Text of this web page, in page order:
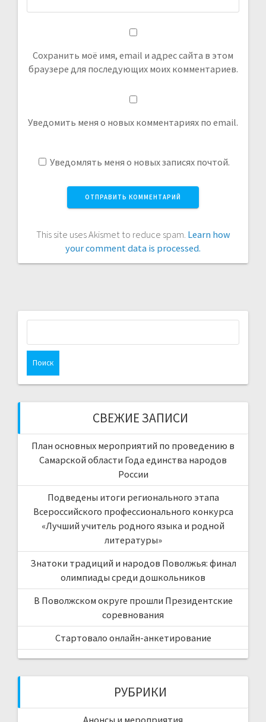
Сохранить моё имя, email и адрес сайта в этом
браузере для последующих моих комментариев.
Уведомить меня о новых комментариях по email.
Уведомлять меня о новых записях почтой.
This site uses Akismet to reduce spam. Learn how
your comment data is processed.
СВЕЖИЕ ЗАПИСИ
План основных мероприятий по проведению в
Самарской области Года единства народов
России
Подведены итоги регионального этапа
Всероссийского профессионального конкурса
«Лучший учитель родного языка и родной
литературы»
Знатоки традиций и народов Поволжья: финал
олимпиады среди дошкольников
В Поволжском округе прошли Президентские
соревнования
Стартовало онлайн-анкетирование
РУБРИКИ
Анонсы и мероприятия